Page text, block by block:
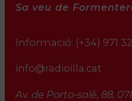
Sa veu de
Informació: (+34) 971
info@radioilla.cat
Av. de Porto-salè, 88,